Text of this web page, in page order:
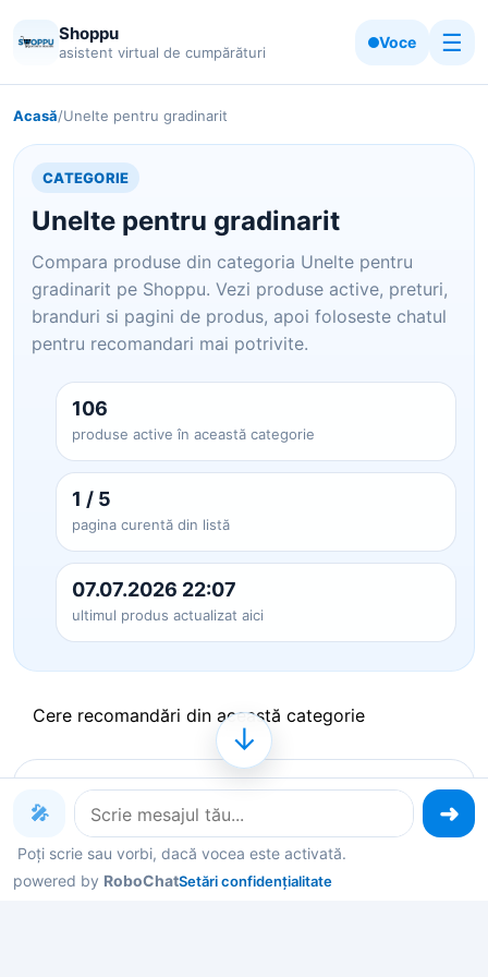
Shoppu
asistent virtual de cumpărături
Voce ☰
Acasă/Unelte pentru gradinarit
CATEGORIE
Unelte pentru gradinarit
Compara produse din categoria Unelte pentru
gradinarit pe Shoppu. Vezi produse active, preturi,
branduri si pagini de produs, apoi foloseste chatul
pentru recomandari mai potrivite.
106
produse active în această categorie
1 / 5
pagina curentă din listă
07.07.2026 22:07
ultimul produs actualizat aici
Cere recomandări din această categorie
Produse pe care le poți explora
acum
Deschide un produs ca să vezi detalii, sau spune-
🎤
Poți scrie sau vorbi, dacă vocea este activată.
powered by RoboChatSetări confidențialitate
↓